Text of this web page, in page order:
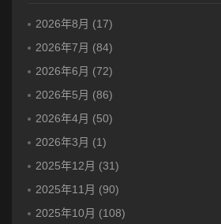
2026年8月 (17)
2026年7月 (84)
2026年6月 (72)
2026年5月 (86)
2026年4月 (50)
2026年3月 (1)
2025年12月 (31)
2025年11月 (90)
2025年10月 (108)